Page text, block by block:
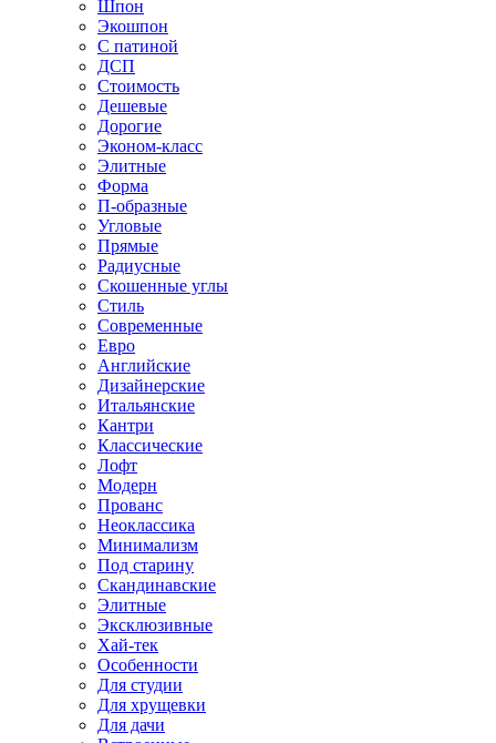
Шпон
Экошпон
С патиной
ДСП
Стоимость
Дешевые
Дорогие
Эконом-класс
Элитные
Форма
П-образные
Угловые
Прямые
Радиусные
Скошенные углы
Стиль
Современные
Евро
Английские
Дизайнерские
Итальянские
Кантри
Классические
Лофт
Модерн
Прованс
Неоклассика
Минимализм
Под старину
Скандинавские
Элитные
Эксклюзивные
Хай-тек
Особенности
Для студии
Для хрущевки
Для дачи